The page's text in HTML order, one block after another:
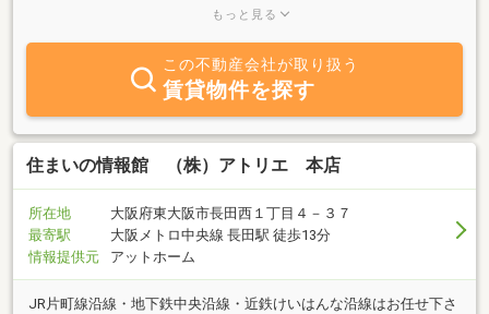
で、東大阪市、東大阪市周辺の 売買・賃貸のご紹介を、主な業務
ご希望の方、不動産に関する事なら、何でもお気軽にご相談下さ
い。お客様の立場で真心をこめて対応致します。是非、東住研へお
気軽にご相談下さい。
もっと見る
この不動産会社が取り扱う
賃貸物件を探す
住まいの情報館 （株）アトリエ 本店
所在地
大阪府東大阪市長田西１丁目４－３７
最寄駅
大阪メトロ中央線 長田駅 徒歩13分
情報提供元
アットホーム
JR片町線沿線・地下鉄中央沿線・近鉄けいはんな沿線はお任せ下さ